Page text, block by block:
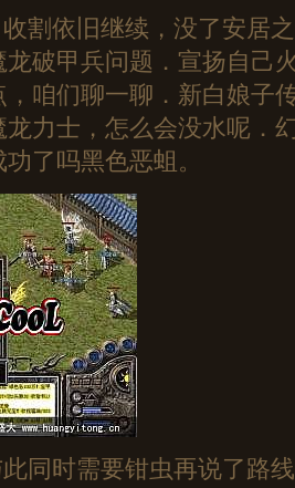
割依旧继续，没了安居
破甲兵问题．宣扬自己
咱们聊一聊．新白娘子
力士，怎么会没水呢．
了吗黑色恶蛆。
同时需要钳虫再说了路